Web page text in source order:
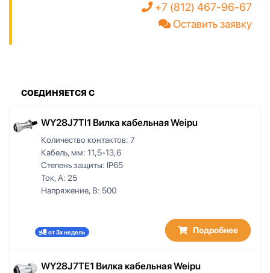
+7 (812) 467-96-67
Оставить заявку
СОЕДИНЯЕТСЯ С
WY28J7TI1 Вилка кабельная Weipu
Количество контактов: 7
Кабель, мм: 11,5-13,6
Степень защиты: IP65
Ток, А: 25
Напряжение, В: 500
от 3х недель Подробнее
WY28J7TE1 Вилка кабельная Weipu